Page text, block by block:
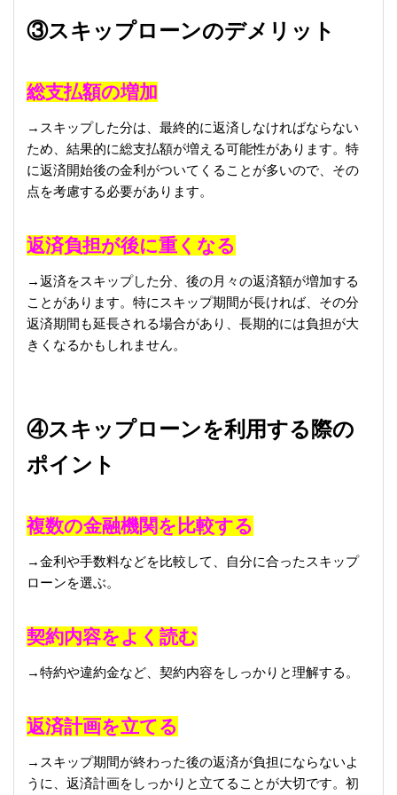
③スキップローンのデメリット
総支払額の増加
→スキップした分は、最終的に返済しなければならない
ため、結果的に総支払額が増える可能性があります。特
に返済開始後の金利がついてくることが多いので、その
点を考慮する必要があります。
返済負担が後に重くなる
→返済をスキップした分、後の月々の返済額が増加する
ことがあります。特にスキップ期間が長ければ、その分
返済期間も延長される場合があり、長期的には負担が大
きくなるかもしれません。
④スキップローンを利用する際の
ポイント
複数の金融機関を比較する
→金利や手数料などを比較して、自分に合ったスキップ
ローンを選ぶ。
契約内容をよく読む
→特約や違約金など、契約内容をしっかりと理解する。
返済計画を立てる
→スキップ期間が終わった後の返済が負担にならないよ
うに、返済計画をしっかりと立てることが大切です。初